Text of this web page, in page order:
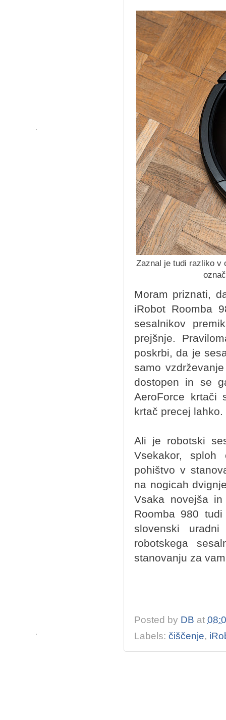
Zaznal je tudi razliko v
Moram priznati,
iRobot Roomba
sesalnikov
prejšnje.
poskrbi, da je
samo
dostopen in se
AeroForce krtači
krtač precej lahko.
Ali je robotski
Vsekakor,
pohištvo v
na nogicah
Vsaka novejša
Roomba 980
slovenski uradni
robotskega
stanovanju za
Posted by DB at
Labels: čiščenje,